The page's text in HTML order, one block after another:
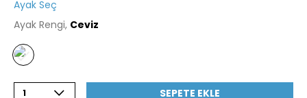
Ayak Seç
Ayak Rengi, Ceviz
1 SEPETE EKLE